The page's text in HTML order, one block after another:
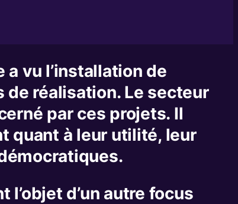
vu l’installation de
de réalisation. Le secteur
par ces projets. Il
quant à leur utilité, leur
d’un autre focus